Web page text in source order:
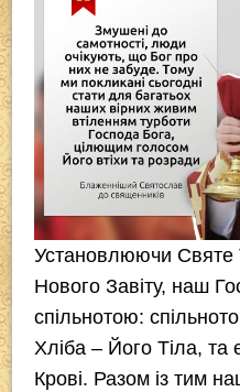
Установлюючи Святе
Нового Завіту, наш
спільнотою:
Хліба – Його Тіла, та
Крові. Разом із тим